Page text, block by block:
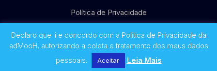
Política de Privacidade
© 2017 - 2026 adMooH
Declaro que li e concordo com a Política de Privacidade da
adMooH, autorizando a coleta e tratamento dos meus dados
pessoais.
Aceitar Leia Mais